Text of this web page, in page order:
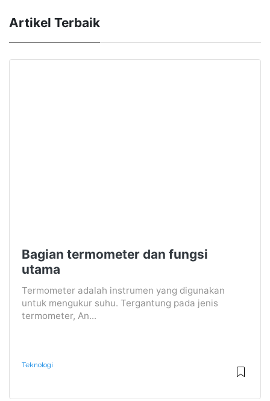
Artikel Terbaik
Bagian termometer dan fungsi
utama
Termometer adalah instrumen yang digunakan
untuk mengukur suhu. Tergantung pada jenis
termometer, An...
Teknologi